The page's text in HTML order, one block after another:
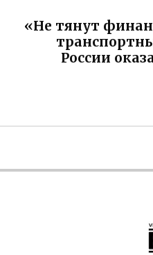
«Не тянут
России